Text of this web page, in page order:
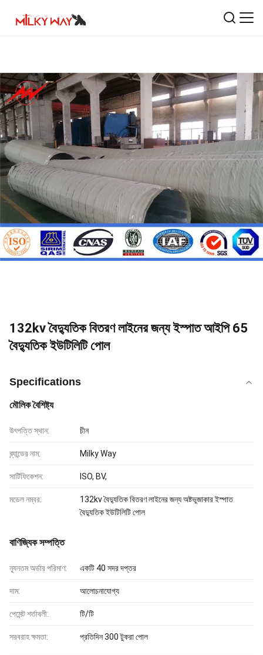
132kv বৈদ্যুতিক বিতরণ লাইনের জন্য ইস্পাত আইপি 65
বৈদ্যুতিক ইউটিলিটি পোল
Specifications
মৌলিক বৈশিষ্ট্য
উৎপত্তি স্থান: চীন
ব্র্যান্ডের নাম: Milky Way
সার্টিফিকেশন: ISO, BV,
মডেল নম্বর:
132kv বৈদ্যুতিক বিতরণ লাইনের জন্য অষ্টভুজাকার ইস্পাত
বৈদ্যুতিক ইউটিলিটি পোল
বাণিজ্যিক সম্পত্তি
ন্যূনতম অর্ডার পরিমাণ: একটি 40 সদর দপ্তর
দাম: আলোচনাযোগ্য
পেমেন্ট শর্তাবলী: টি/টি
সরবরাহ ক্ষমতা: প্রতিদিন 300 টুকরা পোল